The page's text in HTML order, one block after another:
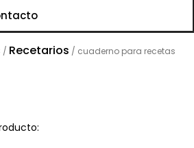
/ Recetarios / cuaderno para recetas